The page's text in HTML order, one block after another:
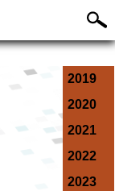
2019
2020
2021
2022
2023